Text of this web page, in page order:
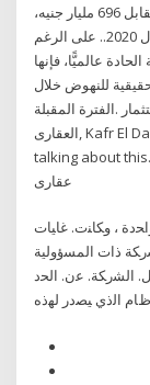
بسوق داخل المقصورة عند 701.712 مليار جنيه، مقابل 696 مليار جنيه،
بنسبة إرتفاع بنحو 0.82 %. حققت مكاسب كبيرة خلال 2020.. على الرغم
الاقتصادية الحادة عالميًّا، فإنها
للنهوض خلال
الفترة المقبلة. ‎مكتب فنون الإعمار للهندسة والمقاولات والإستثمار
العقارى‎, Kafr El Dawdar, Al Buhayrah, Egypt. 2,459 likes · 10
talking about this. ‎مكتب خدمات هندسية ومقاولات عامة واستثمار
، ﻭﻜﺎﻨﺕ. ﻏﺎﻴﺎﺕ
ﺫﺍﺕ ﺍﻟﻤﺴﺅﻭﻟﻴﺔ
ﺍﻟﺸﺭﻜﺔ. ﻋﻥ. ﺍﻟﺤﺩ
ﺍﻟﺫﻱ ﻴﺼﺩﺭ ﻟﻬﺫﻩ